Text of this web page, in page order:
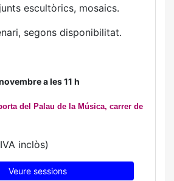
escultòrics, mosaics.
segons disponibilitat.
a les 11 h
del Palau de la Música, carrer de
inclòs)
Veure sessions